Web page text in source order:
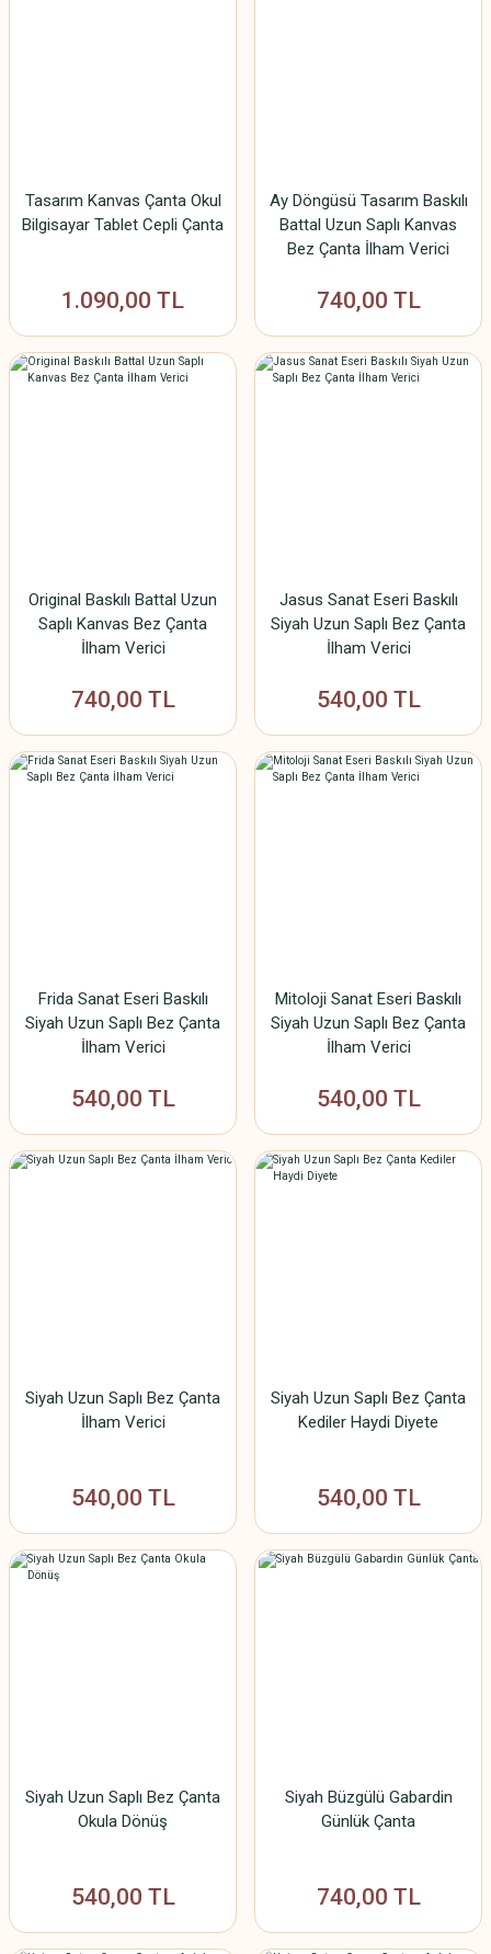
Tasarım Kanvas Çanta Okul
Bilgisayar Tablet Cepli Çanta
1.090,00 TL
Ay Döngüsü Tasarım Baskılı
Battal Uzun Saplı Kanvas
Bez Çanta İlham Verici
740,00 TL
Original Baskılı Battal Uzun
Saplı Kanvas Bez Çanta
İlham Verici
740,00 TL
Jasus Sanat Eseri Baskılı
Siyah Uzun Saplı Bez Çanta
İlham Verici
540,00 TL
Frida Sanat Eseri Baskılı
Siyah Uzun Saplı Bez Çanta
İlham Verici
540,00 TL
Mitoloji Sanat Eseri Baskılı
Siyah Uzun Saplı Bez Çanta
İlham Verici
540,00 TL
Siyah Uzun Saplı Bez Çanta
İlham Verici
540,00 TL
Siyah Uzun Saplı Bez Çanta
Kediler Haydi Diyete
540,00 TL
Siyah Uzun Saplı Bez Çanta
Okula Dönüş
540,00 TL
Siyah Büzgülü Gabardin
Günlük Çanta
740,00 TL